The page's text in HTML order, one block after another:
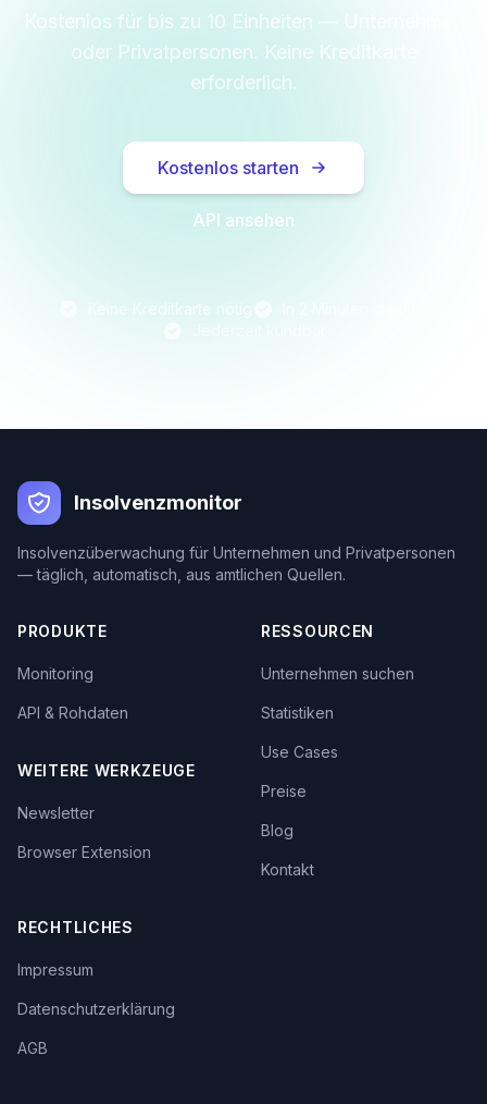
Kostenlos für bis zu 10 Einheiten — Unternehmen
oder Privatpersonen. Keine Kreditkarte
erforderlich.
Kostenlos starten
API ansehen
Insolvenzmonitor
Insolvenzüberwachung für Unternehmen und Privatpersonen
— täglich, automatisch, aus amtlichen Quellen.
PRODUKTE
Monitoring
API & Rohdaten
WEITERE WERKZEUGE
Newsletter
Browser Extension
RESSOURCEN
Unternehmen suchen
Statistiken
Use Cases
Preise
Blog
Kontakt
RECHTLICHES
Impressum
Datenschutzerklärung
AGB